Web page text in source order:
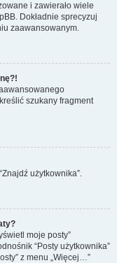
i zawierało wiele
Dokładnie sprecyzuj
zaawansowanym.
szukany fragment
użytkownika”.
moje posty”
“Posty użytkownika”
z menu „Więcej…”